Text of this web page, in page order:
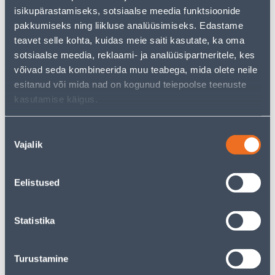
isikupärastamiseks, sotsiaalse meedia funktsioonide
pakkumiseks ning liikluse analüüsimiseks. Edastame
teavet selle kohta, kuidas meie saiti kasutate, ka oma
sotsiaalse meedia, reklaami- ja analüüsipartneritele, kes
võivad seda kombineerida muu teabega, mida olete neile
esitanud või mida nad on kogunud teiepoolse teenuste
kasutamise käigus.
valik
Vajalik
Eelistused
Statistika
Turustamine
Teie ostlemisrõõm ei pea aga siin lõppema - oma
uurimistööd saate jätkata, naastesavalehelevõi
kasutades meie võimsat otsingufunktsiooni, et leida
veelgi meelepärasemad valikuid. Head ostlemist!
• 14-päevane tagastusõigus.
• HANKIJA LAOST TELLITAV TOODE
Spetsifikatsioon
Transport